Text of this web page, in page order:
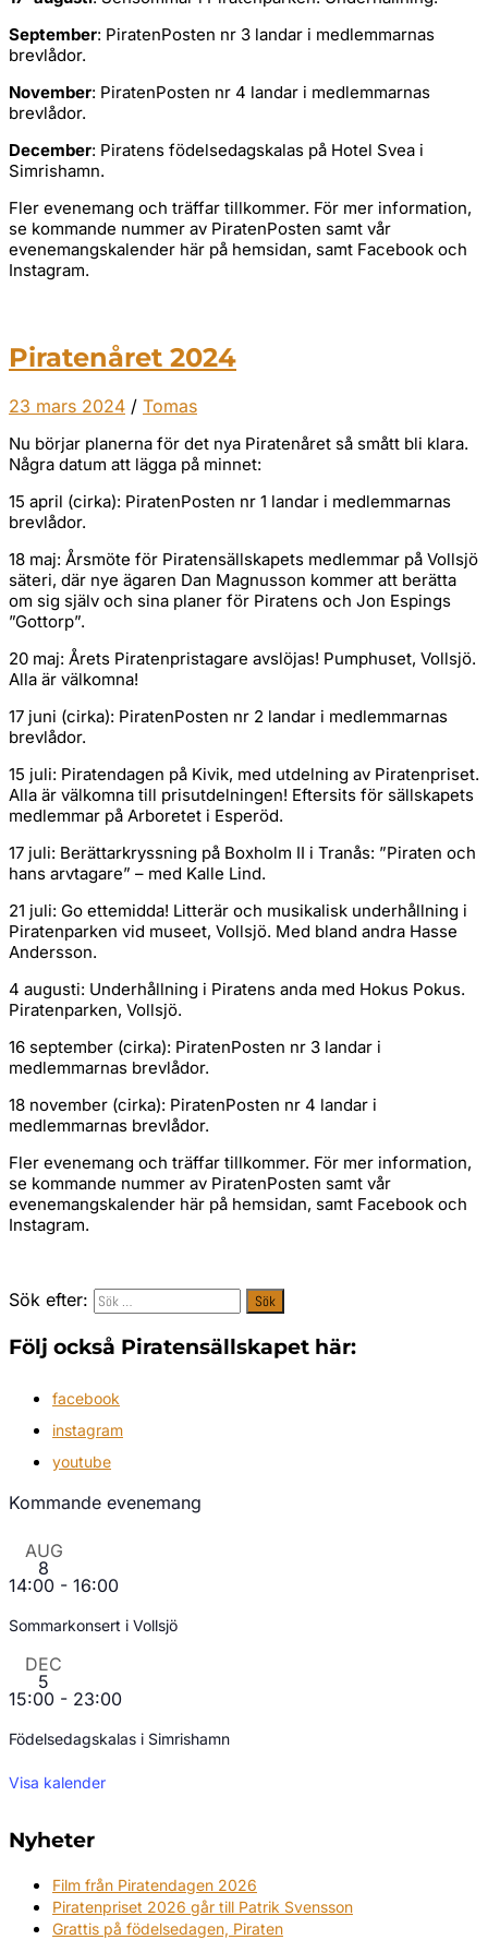
September: PiratenPosten nr 3 landar i medlemmarnas
brevlådor.
November: PiratenPosten nr 4 landar i medlemmarnas
brevlådor.
December: Piratens födelsedagskalas på Hotel Svea i
Simrishamn.
Fler evenemang och träffar tillkommer. För mer information,
se kommande nummer av PiratenPosten samt vår
evenemangskalender här på hemsidan, samt Facebook och
Instagram.
Piratenåret 2024
23 mars 2024 / Tomas
Nu börjar planerna för det nya Piratenåret så smått bli klara.
Några datum att lägga på minnet:
15 april (cirka): PiratenPosten nr 1 landar i medlemmarnas
brevlådor.
18 maj: Årsmöte för Piratensällskapets medlemmar på Vollsjö
säteri, där nye ägaren Dan Magnusson kommer att berätta
om sig själv och sina planer för Piratens och Jon Espings
”Gottorp”.
20 maj: Årets Piratenpristagare avslöjas! Pumphuset, Vollsjö.
Alla är välkomna!
17 juni (cirka): PiratenPosten nr 2 landar i medlemmarnas
brevlådor.
15 juli: Piratendagen på Kivik, med utdelning av Piratenpriset.
Alla är välkomna till prisutdelningen! Eftersits för sällskapets
medlemmar på Arboretet i Esperöd.
17 juli: Berättarkryssning på Boxholm II i Tranås: ”Piraten och
hans arvtagare” – med Kalle Lind.
21 juli: Go ettemidda! Litterär och musikalisk underhållning i
Piratenparken vid museet, Vollsjö. Med bland andra Hasse
Andersson.
4 augusti: Underhållning i Piratens anda med Hokus Pokus.
Piratenparken, Vollsjö.
16 september (cirka): PiratenPosten nr 3 landar i
medlemmarnas brevlådor.
18 november (cirka): PiratenPosten nr 4 landar i
medlemmarnas brevlådor.
Fler evenemang och träffar tillkommer. För mer information,
se kommande nummer av PiratenPosten samt vår
evenemangskalender här på hemsidan, samt Facebook och
Instagram.
Sök efter:
Följ också Piratensällskapet här:
facebook
instagram
youtube
Kommande evenemang
AUG
8
14:00 - 16:00
Sommarkonsert i Vollsjö
DEC
5
15:00 - 23:00
Födelsedagskalas i Simrishamn
Visa kalender
Nyheter
Film från Piratendagen 2026
Piratenpriset 2026 går till Patrik Svensson
Grattis på födelsedagen, Piraten